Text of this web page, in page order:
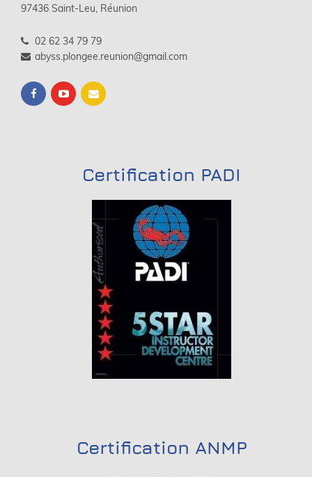
97436 Saint-Leu, Réunion
02 62 34 79 79
abyss.plongee.reunion@gmail.com
Certification PADI
Certification ANMP